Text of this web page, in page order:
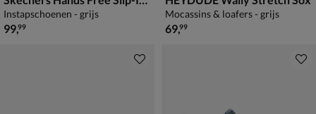
Instapschoenen - grijs
€ 99,99
99,99
Mocassins & loafers - grijs
€ 69,99
69,99